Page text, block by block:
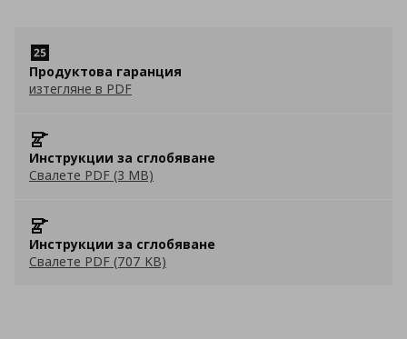
Продуктова гаранция
изтегляне в PDF
Инструкции за сглобяване
Свалете PDF (3 MB)
Инструкции за сглобяване
Свалете PDF (707 KB)